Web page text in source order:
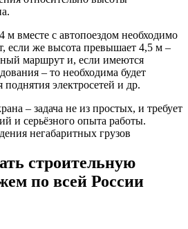
м вместе с автопоездом необходимо
если же высота превышает 4,5 м –
маршрут и, если имеются
– то необходима будет
поднятия электросетей и др.
– задача не из простых, и требует
и серьёзного опыта работы.
строительную
по всей России